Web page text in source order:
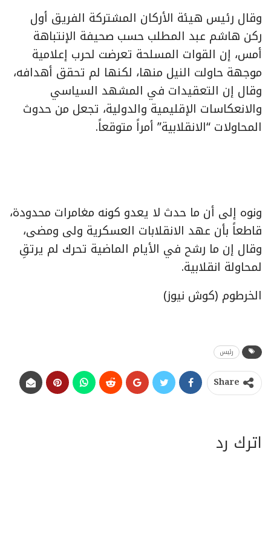
وقال رئيس هيئة الأركان المشتركة الفريق أول
ركن هاشم عبد المطلب حسب صحيفة الإنتباهة
أمس، إن القوات المسلحة تعرضت لحرب إعلامية
موجهة حاولت النيل منها، لكنها لم تحقق أهدافه،
وقال إن التعقيدات في المشهد السياسي
والانعكاسات الإقليمية والدولية، تجعل من حدوث
المحاولات “الانقلابية” أمراً متوقعاً.
ونوه إلى أن ما حدث لا يعدو كونه مغامرات محدودة،
قاطعاً بأن عهد الانقلابات العسكرية ولى ومضى،
وقال إن ما رشح في الأيام الماضية تحرك لم يرتقِ
لمحاولة انقلابية.
الخرطوم (كوش نيوز)
رئيس
Share
اترك رد